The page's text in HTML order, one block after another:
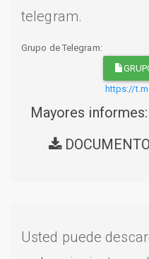
telegram.
Grupo de Telegram:
https://
Mayores
Usted puede